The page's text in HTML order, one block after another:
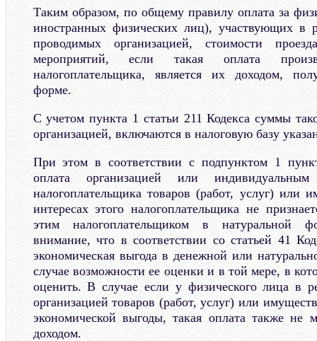
Таким образом, по общему правилу оплата за
иностранных физических лиц), участвующих в
проводимых организацией, стоимости
мероприятий, если такая оплата
налогоплательщика, является их доходом,
форме.
С учетом пункта 1 статьи 211 Кодекса суммы
организацией, включаются в налоговую базу
При этом в соответствии с подпунктом 1
оплата организацией или
налогоплательщика товаров (работ, услуг) или
интересах этого налогоплательщика не
этим налогоплательщиком в натуральной
внимание, что в соответствии со статьей 41
экономическая выгода в денежной или
случае возможности ее оценки и в той мере, в
оценить. В случае если у физического лица в
организацией товаров (работ, услуг) или
экономической выгоды, такая оплата также не
доходом.